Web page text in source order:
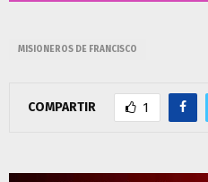
MISIONEROS DE FRANCISCO
COMPARTIR 1